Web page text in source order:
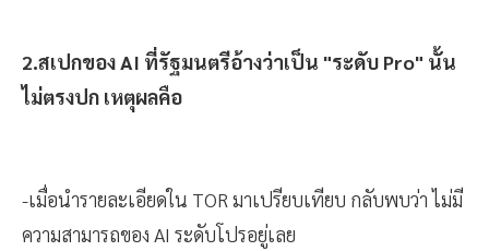
2.สเปกของ AI ที่รัฐมนตรีอ้างว่าเป็น "ระดับ Pro" นั้น
ไม่ตรงปก เหตุผลคือ
-เมื่อนำรายละเอียดใน TOR มาเปรียบเทียบ กลับพบว่า ไม่มี
ความสามารถของ AI ระดับโปรอยู่เลย